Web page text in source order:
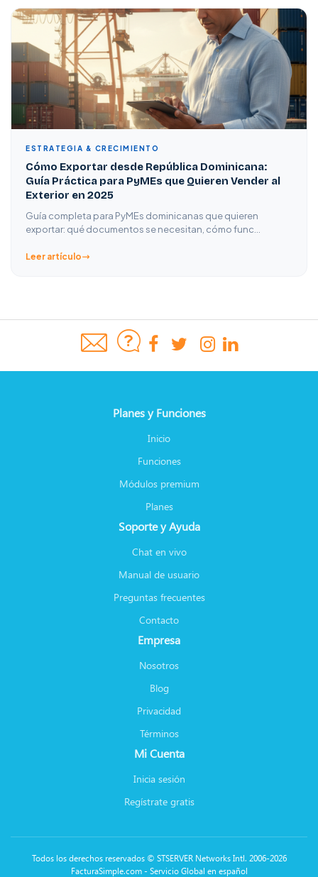
ESTRATEGIA & CRECIMIENTO
Cómo Exportar desde República Dominicana:
Guía Práctica para PyMEs que Quieren Vender al
Exterior en 2025
Guía completa para PyMEs dominicanas que quieren
exportar: qué documentos se necesitan, cómo func…
Leer artículo
Planes y Funciones
Inicio
Funciones
Módulos premium
Planes
Soporte y Ayuda
Chat en vivo
Manual de usuario
Preguntas frecuentes
Contacto
Empresa
Nosotros
Blog
Privacidad
Términos
Mi Cuenta
Inicia sesión
Regístrate gratis
Todos los derechos reservados © STSERVER Networks Intl. 2006-2026
FacturaSimple.com - Servicio Global en español